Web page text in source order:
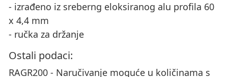
- izrađeno iz sreberng eloksiranog alu profila 60
x 4,4 mm
- ručka za držanje
Ostali podaci:
RAGR200 - Naručivanje moguće u količinama s